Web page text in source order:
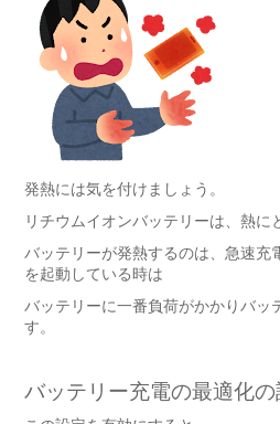
発熱には気を付けましょう。
リチウムイオンバッテリーは、熱に
バッテリーが発熱するのは、急速充
を起動している時は
バッテリーに一番負荷がかかりバッ
す。
バッテリー充電の最適化